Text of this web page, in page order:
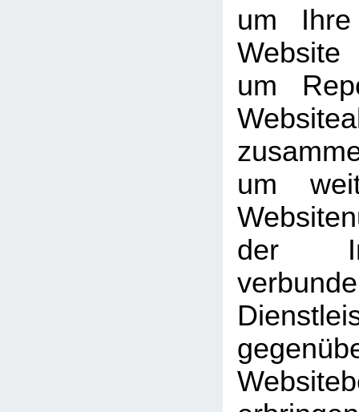
um
um
um
der